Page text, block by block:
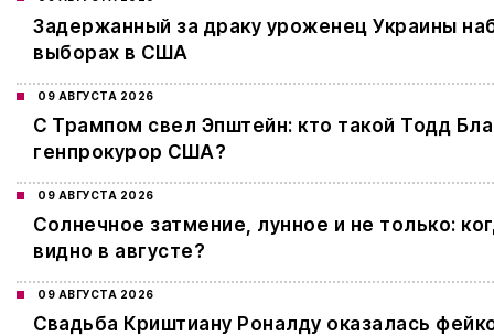
Задержанный за драку уроженец Украины
выборах в США
09 АВГУСТА 2026
С Трампом свел Эпштейн: кто такой Тодд
генпрокурор США?
09 АВГУСТА 2026
Cолнечное затмение, лунное и не только:
видно в августе?
09 АВГУСТА 2026
Свадьба Криштиану Роналду оказалась